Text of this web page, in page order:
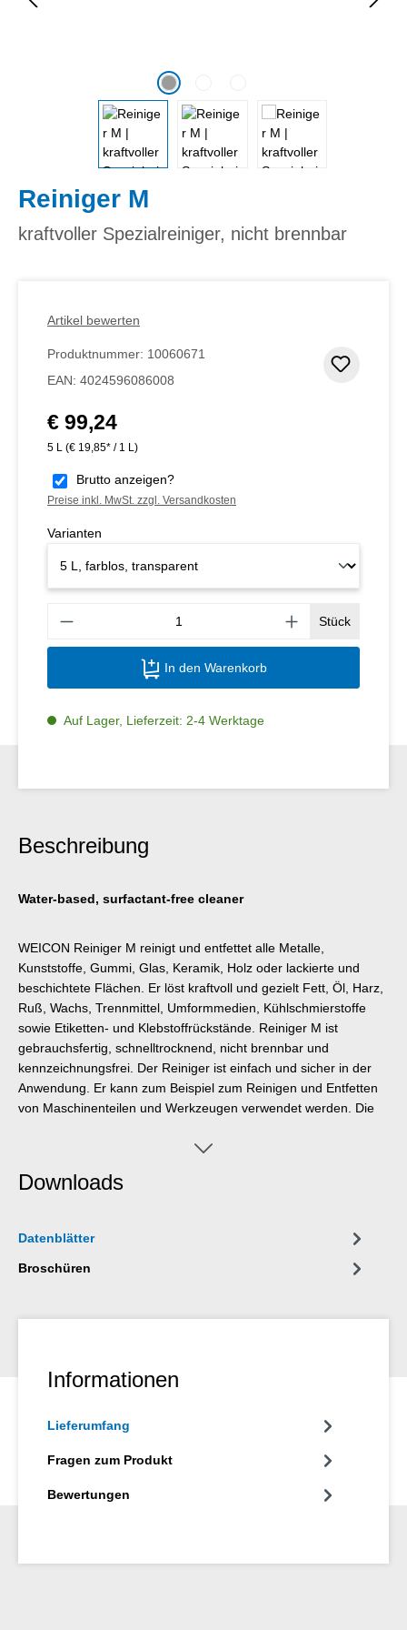
Reiniger M
kraftvoller Spezialreiniger, nicht brennbar
Artikel bewerten
Produktnummer: 10060671
EAN: 4024596086008
Regulärer Preis:
€ 99,24
5 L (€ 19,85* / 1 L)
Brutto anzeigen?
Preise inkl. MwSt. zzgl. Versandkosten
Varianten
Stück
In den Warenkorb
Auf Lager, Lieferzeit: 2-4 Werktage
Beschreibung
Water-based, surfactant-free cleaner
WEICON Reiniger M reinigt und entfettet alle Metalle,
Kunststoffe, Gummi, Glas, Keramik, Holz oder lackierte und
beschichtete Flächen. Er löst kraftvoll und gezielt Fett, Öl, Harz,
Ruß, Wachs, Trennmittel, Umformmedien, Kühlschmierstoffe
sowie Etiketten- und Klebstoffrückstände. Reiniger M ist
gebrauchsfertig, schnelltrocknend, nicht brennbar und
kennzeichnungsfrei. Der Reiniger ist einfach und sicher in der
Anwendung. Er kann zum Beispiel zum Reinigen und Entfetten
von Maschinenteilen und Werkzeugen verwendet werden. Die
enthält keine silikonhaltigen Entschäumer, ist nicht rückfettend
Reinigung von Bauteilen in der Fertigung.
Downloads
Datenblätter
Broschüren
Informationen
Lieferumfang
Fragen zum Produkt
Bewertungen